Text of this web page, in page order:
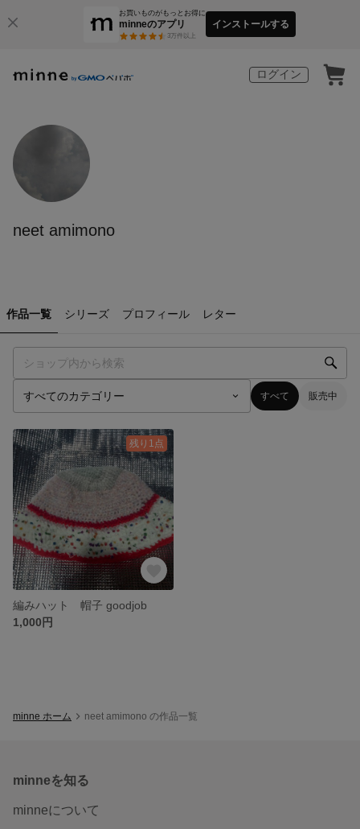
お買いものがもっとお得に
minneのアプリ
3万件以上
インストールする
ログイン
neet amimono
作品一覧 シリーズ プロフィール レター
すべて 販売中
残り1点
編みハット 帽子 goodjob
1,000円
minne ホーム neet amimono の作品一覧
minneを知る
minneについて